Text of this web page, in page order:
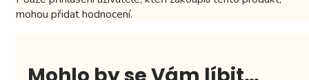
mohou přidat hodnocení.